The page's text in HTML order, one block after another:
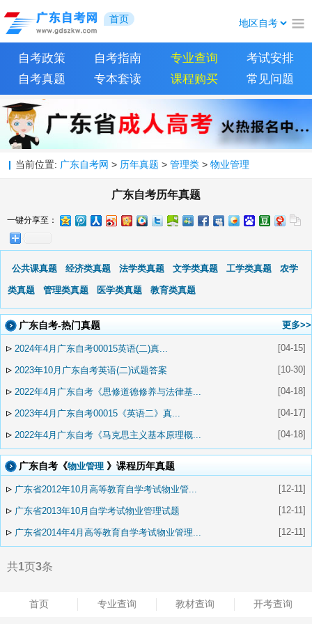
首页
自考政策 自考指南 专业查询
考试安排
自考真题
专本套读 课程购买 常见问题
当前位置: 广东自考网 > 历年真题 > 管理类> 物业管理
广东自考历年真题
一键分享至：
公共课真题 经济类真题 法学类真题 文学类真题 工学类真题 农学
类真题 管理类真题 医学类真题 教育类真题
广东自考-热门真题 更多>>
▹ 2024年4月广东自考00015英语(二)真... [04-15]
▹ 2023年10月广东自考英语(二)试题答案 [10-30]
▹ 2022年4月广东自考《思修道德修养与法律基... [04-18]
▹ 2023年4月广东自考00015《英语二》真... [04-17]
▹ 2022年4月广东自考《马克思主义基本原理概... [04-18]
广东自考《物业管理 》课程历年真题
▹ 广东省2012年10月高等教育自学考试物业管... [12-11]
▹ 广东省2013年10月自学考试物业管理试题 [12-11]
▹ 广东省2014年4月高等教育自学考试物业管理... [12-11]
共1页3条
首页 专业查询 教材查询 开考查询